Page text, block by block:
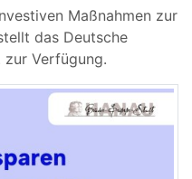
Maßnahmen zur
das Deutsche
zur Verfügung.